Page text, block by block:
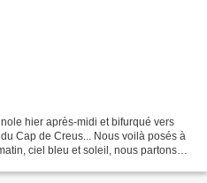
hier après-midi et bifurqué vers
Cap de Creus... Nous voilà posés à
ciel bleu et soleil, nous partons